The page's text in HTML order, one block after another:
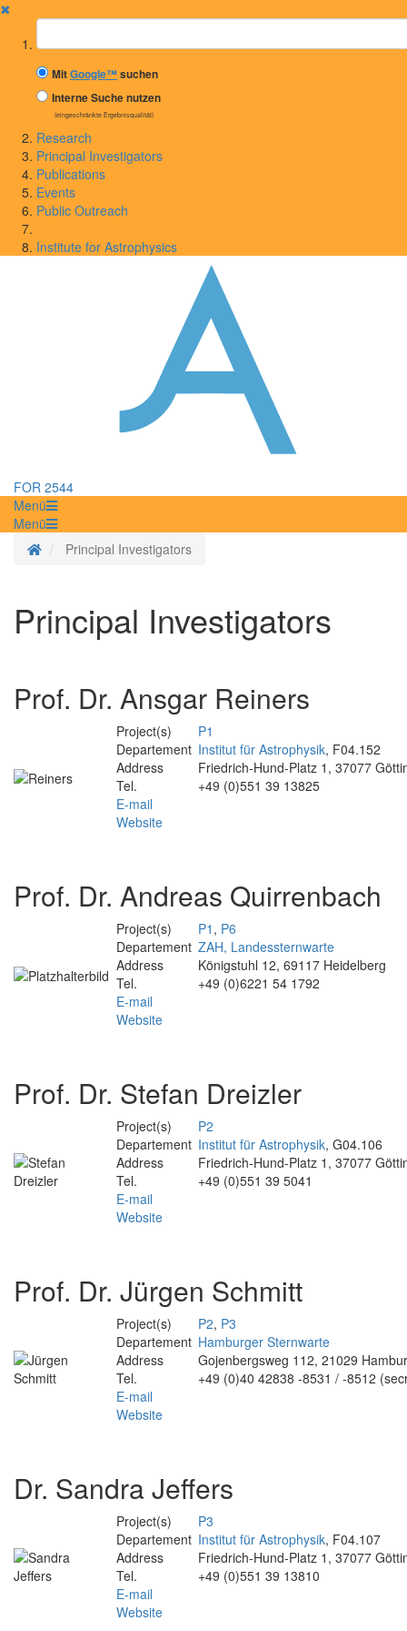
✖
Suchbegriff
MitGoogle™suchen
Interne Suche nutzen
(eingeschränkte Ergebnisqualität)
Research
Principal Investigators
Publications
Events
Public Outreach
Institute for Astrophysics
FOR 2544
Menü
Menü
StartseitePrincipal Investigators
Principal Investigators
Prof. Dr. Ansgar Reiners
Project(s)
P1
Departement Institut für Astrophysik, F04.152
Address
Friedrich-Hund-Platz 1, 37077
Tel.
+49 (0)551 39 13825
E-mail
Website
Prof. Dr. Andreas Quirrenbach
Project(s) P1 , P6
Departement ZAH, Landessternwarte
Address
Königstuhl 12, 69117 Heidelberg
Tel.
+49 (0)6221 54 1792
E-mail
Website
Prof. Dr. Stefan Dreizler
Project(s)
P2
Departement Institut für Astrophysik, G04.106
Address
Friedrich-Hund-Platz 1, 37077
Tel.
+49 (0)551 39 5041
E-mail
Website
Prof. Dr. Jürgen Schmitt
Project(s) P2, P3
Departement Hamburger Sternwarte
Address
Gojenbergsweg 112, 21029
Tel.
+49 (0)40 42838 -8531 / -8512
E-mail
Website
Dr. Sandra Jeffers
Project(s)
P3
Departement Institut für Astrophysik, F04.107
Address
Friedrich-Hund-Platz 1, 37077
Tel.
+49 (0)551 39 13810
E-mail
Website